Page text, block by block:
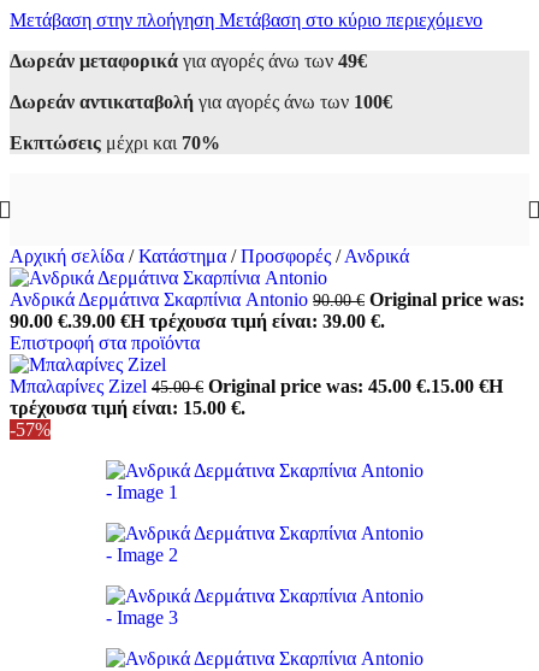
Μετάβαση στην πλοήγηση Μετάβαση στο κύριο περιεχόμενο
Δωρεάν μεταφορικά για αγορές άνω των 49€
Δωρεάν αντικαταβολή για αγορές άνω των 100€
Εκπτώσεις μέχρι και 70%
Αρχική σελίδα / Κατάστημα / Προσφορές / Ανδρικά
Ανδρικά Δερμάτινα Σκαρπίνια Antonio 90.00€ Original price was:
90.00 €.39.00 €Η τρέχουσα τιμή είναι: 39.00 €.
Επιστροφή στα προϊόντα
Μπαλαρίνες Zizel 45.00€ Original price was: 45.00 €.15.00 €Η
τρέχουσα τιμή είναι: 15.00 €.
-57%